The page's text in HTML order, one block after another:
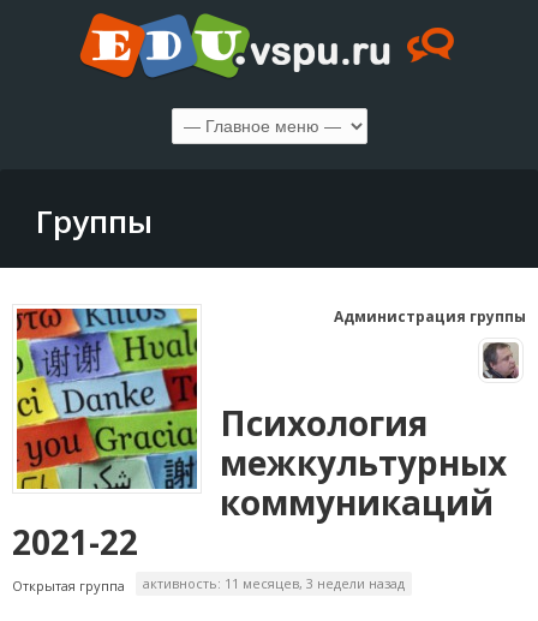
Группы
Администрация группы
Психология
межкультурных
коммуникаций
2021-22
Открытая группа активность: 11 месяцев, 3 недели назад